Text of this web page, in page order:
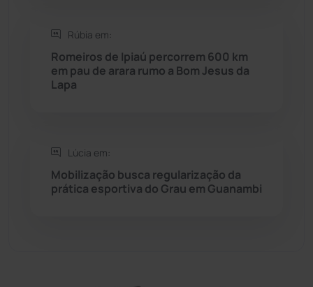
Sudoeste Baiano
Tanhaçu (426)
Tecnologia
Urandi (157)
Rúbia em:
Romeiros de Ipiaú percorrem 600 km
em pau de arara rumo a Bom Jesus da
Lapa
Lúcia em:
Mobilização busca regularização da
prática esportiva do Grau em Guanambi